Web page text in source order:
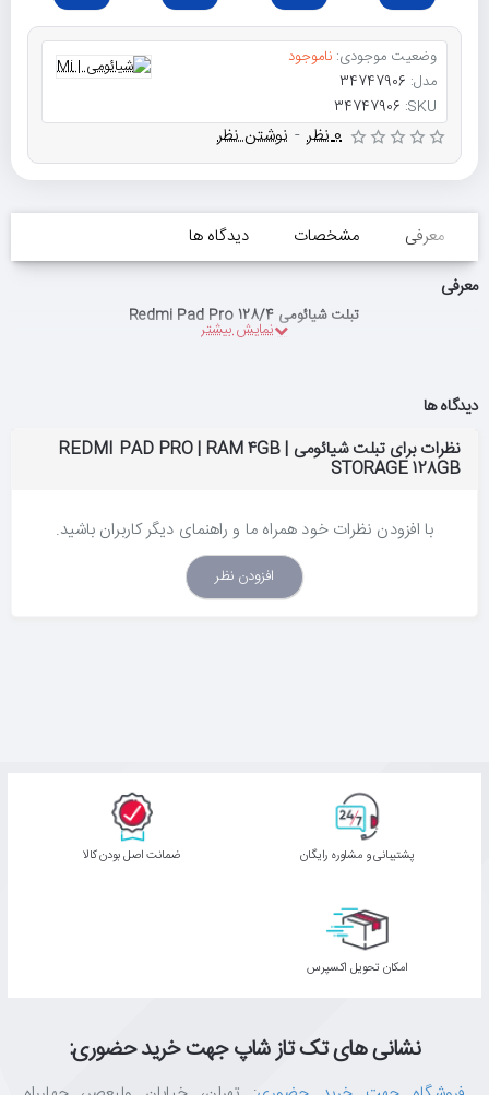
وضعیت موجودی: ناموجود
مدل: 34747906
SKU:
34747906
0 نظر - نوشتن نظر
معرفی مشخصات
دیدگاه ها
معرفی
تبلت شیائومی Redmi Pad Pro 128/4
دیدگاه ها
نظرات برای تبلت شیائومی REDMI PAD PRO | RAM 4GB |
STORAGE 128GB
با افزودن نظرات خود همراه ما و راهنمای دیگر کاربران باشید.
افزودن نظر
پشتیبانی و مشاوره رایگان ﺿﻤﺎﻧﺖ اﺻﻞ ﺑﻮدن ﮐﺎﻟﺎ
اﻣﮑﺎن ﺗﺤﻮﯾﻞ اﮐﺴﭙﺮس
نشانی های تک تاز شاپ جهت خرید حضوری: